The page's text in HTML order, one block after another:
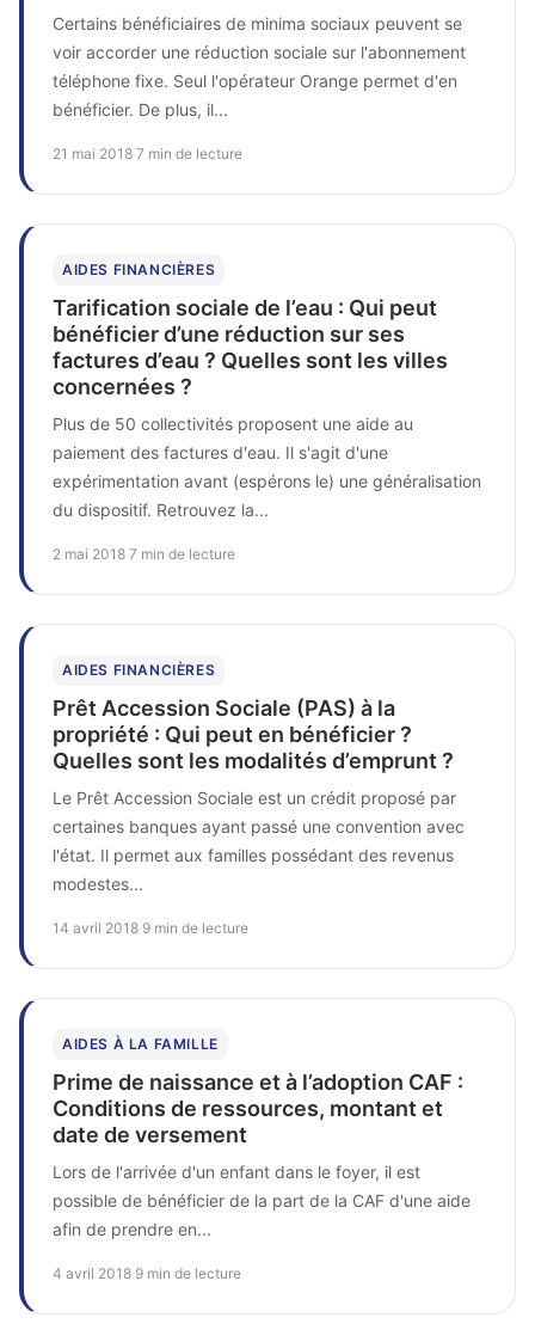
Certains bénéficiaires de minima sociaux peuvent se
voir accorder une réduction sociale sur l'abonnement
téléphone fixe. Seul l'opérateur Orange permet d'en
bénéficier. De plus, il...
21 mai 2018 7 min de lecture
AIDES FINANCIÈRES
Tarification sociale de l’eau : Qui peut
bénéficier d’une réduction sur ses
factures d’eau ? Quelles sont les villes
concernées ?
Plus de 50 collectivités proposent une aide au
paiement des factures d'eau. Il s'agit d'une
expérimentation avant (espérons le) une généralisation
du dispositif. Retrouvez la...
2 mai 2018 7 min de lecture
AIDES FINANCIÈRES
Prêt Accession Sociale (PAS) à la
propriété : Qui peut en bénéficier ?
Quelles sont les modalités d’emprunt ?
Le Prêt Accession Sociale est un crédit proposé par
certaines banques ayant passé une convention avec
l'état. Il permet aux familles possédant des revenus
modestes...
14 avril 2018 9 min de lecture
AIDES À LA FAMILLE
Prime de naissance et à l’adoption CAF :
Conditions de ressources, montant et
date de versement
Lors de l'arrivée d'un enfant dans le foyer, il est
possible de bénéficier de la part de la CAF d'une aide
afin de prendre en...
4 avril 2018 9 min de lecture